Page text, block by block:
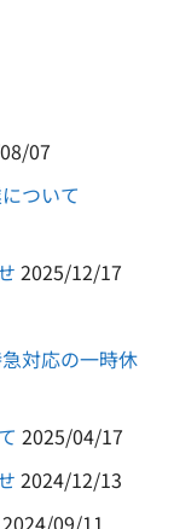
07
ついて
2025/12/17
対応の一時休
2025/04/17
2024/12/13